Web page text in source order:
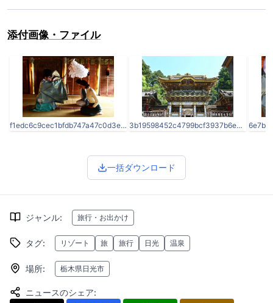
添付画像・ファイル
f1edc6c9cec1bfdb747a47c0d3ec6362.jpg 3b19598452c4799bcf3937b6e0fb4fee.jpg
一括ダウンロード
ジャンル: 旅行・お出かけ
タグ: リゾート 旅 旅行 日光 温泉
場所: 栃木県日光市
ニュースのシェア: